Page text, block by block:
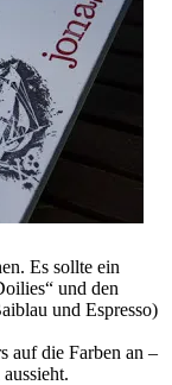
Es sollte ein
und den
und Espresso)
auf die Farben an –